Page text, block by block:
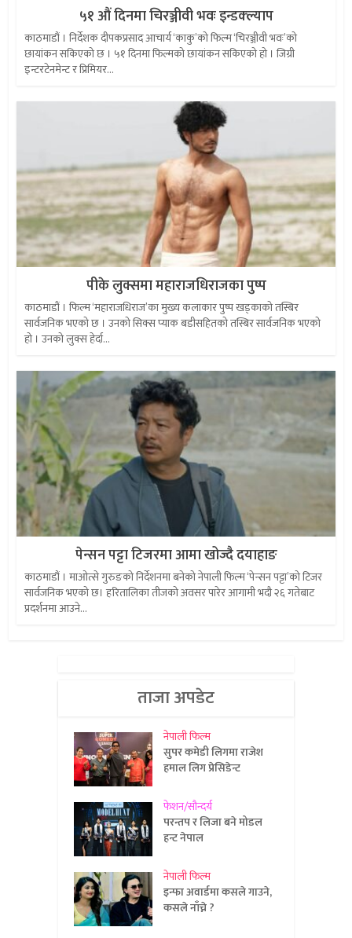
५१ औं दिनमा चिरञ्जीवी भवः इन्डक्ल्याप
काठमाडौं । निर्देशक दीपकप्रसाद आचार्य ‘काकु’को फिल्म ‘चिरञ्जीवी भवः’को
छायांकन सकिएको छ । ५१ दिनमा फिल्मको छायांकन सकिएको हो । जिग्री
इन्टरटेनमेन्ट र प्रिमियर...
पीके लुक्समा महाराजधिराजका पुष्प
काठमाडौं । फिल्म ‘महाराजधिराज’का मुख्य कलाकार पुष्प खड्काको तस्बिर
सार्वजनिक भएको छ । उनको सिक्स प्याक बडीसहितको तस्बिर सार्वजनिक भएको
हो । उनको लुक्स हेर्दा...
पेन्सन पट्टा टिजरमा आमा खोज्दै दयाहाङ
काठमाडौं । माओत्से गुरुङको निर्देशनमा बनेको नेपाली फिल्म ‘पेन्सन पट्टा’को टिजर
सार्वजनिक भएको छ। हरितालिका तीजको अवसर पारेर आगामी भदौ २६ गतेबाट
प्रदर्शनमा आउने...
ताजा अपडेट
नेपाली फिल्म
सुपर कमेडी लिगमा राजेश
हमाल लिग प्रेसिडेन्ट
फेशन/सौन्दर्य
परन्तप र लिजा बने मोडल
हन्ट नेपाल
नेपाली फिल्म
इन्फा अवार्डमा कसले गाउने,
कसले नाँच्ने ?